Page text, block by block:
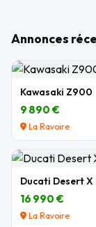
Annonces
Kawasaki Z900
9 890 €
La Ravoire
Ducati Desert X
16 990 €
La Ravoire